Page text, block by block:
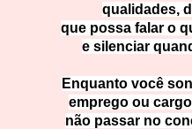
qualidades,
que possa falar o
e silenciar
Enquanto você
emprego ou
não passar no